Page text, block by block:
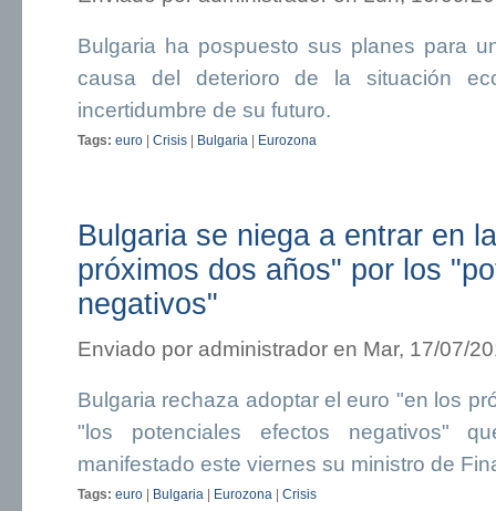
Bulgaria ha pospuesto sus planes para
causa del deterioro de la situación
incertidumbre de su futuro.
Tags: euro | Crisis | Bulgaria | Eurozona
Bulgaria se niega a entrar en
próximos dos años" por los
negativos"
Enviado por administrador en Mar, 17/07/
Bulgaria rechaza adoptar el euro "en los
"los potenciales efectos negativos"
manifestado este viernes su ministro de
Tags: euro Bulgaria Eurozona Crisis